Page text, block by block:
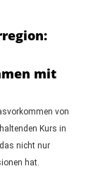
mit
von
Kurs in
nicht nur
hat.